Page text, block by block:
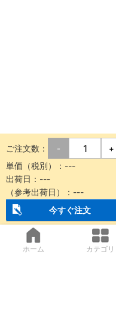
ご注文数： - +
単価（税別）： ---
出荷日： ---
（参考出荷日）： ---
今すぐ注文
ホーム カテゴリ